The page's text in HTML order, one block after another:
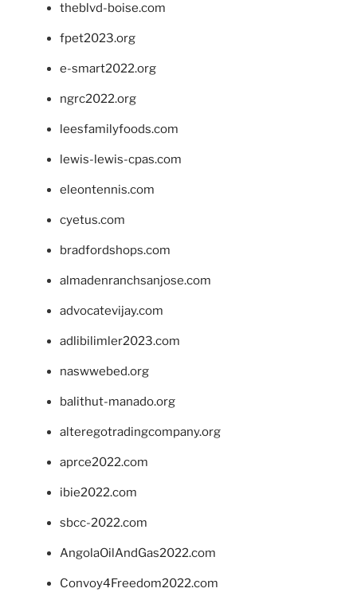
theblvd-boise.com
fpet2023.org
e-smart2022.org
ngrc2022.org
leesfamilyfoods.com
lewis-lewis-cpas.com
eleontennis.com
cyetus.com
bradfordshops.com
almadenranchsanjose.com
advocatevijay.com
adlibilimler2023.com
naswwebed.org
balithut-manado.org
alteregotradingcompany.org
aprce2022.com
ibie2022.com
sbcc-2022.com
AngolaOilAndGas2022.com
Convoy4Freedom2022.com